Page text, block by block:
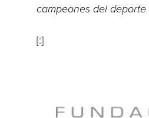
campeones del deporte
[:]